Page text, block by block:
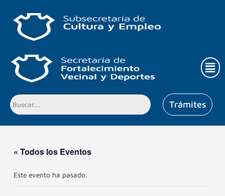
contenido
Trámites
« Todos los Eventos
Este evento ha pasado.